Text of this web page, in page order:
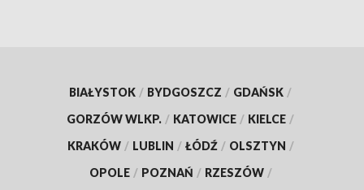
BIAŁYSTOK / BYDGOSZCZ / GDAŃSK /
GORZÓW WLKP. / KATOWICE / KIELCE /
KRAKÓW / LUBLIN / ŁÓDŹ / OLSZTYN /
OPOLE / POZNAŃ / RZESZÓW /